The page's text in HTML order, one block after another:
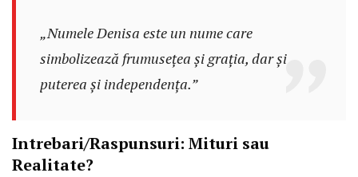
„Numele Denisa este un nume care
simbolizează frumusețea și grația, dar și
puterea și independența.”
Intrebari/Raspunsuri: Mituri sau
Realitate?